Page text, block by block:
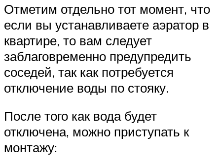
Отметим отдельно тот момент, что
если вы устанавливаете аэратор в
квартире, то вам следует
заблаговременно предупредить
соседей, так как потребуется
отключение воды по стояку.
После того как вода будет
отключена, можно приступать к
монтажу: